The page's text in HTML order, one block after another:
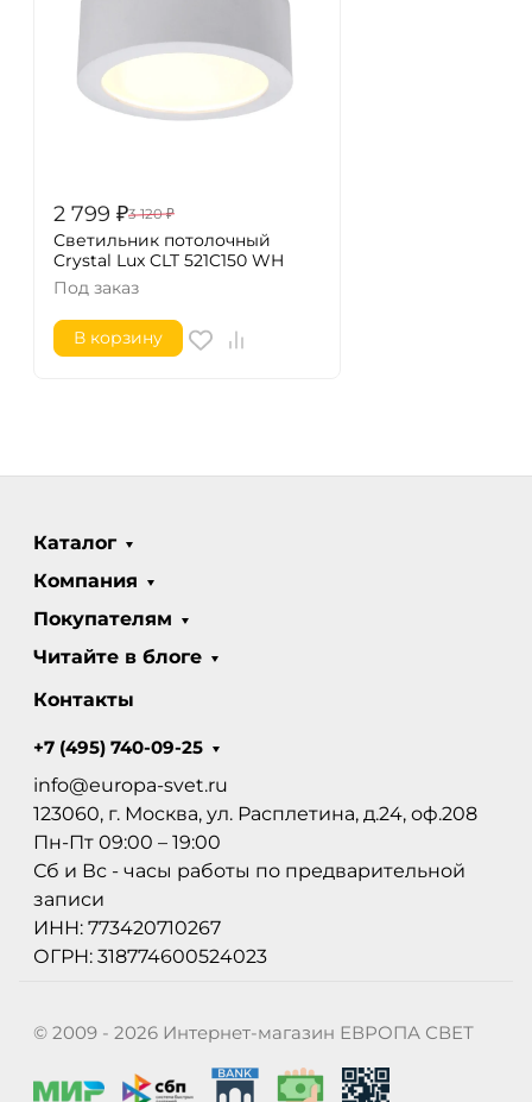
2 799 ₽3 120 ₽
Светильник потолочный
Crystal Lux CLT 521C150 WH
Под заказ
В корзину
Каталог
Компания
Покупателям
Читайте в блоге
Контакты
+7 (495) 740-09-25
info@europa-svet.ru
123060, г. Москва, ул. Расплетина, д.24, оф.208
Пн-Пт 09:00 – 19:00
Сб и Вс - часы работы по предварительной
записи
ИНН: 773420710267
ОГРН: 318774600524023
© 2009 - 2026 Интернет-магазин ЕВРОПА СВЕТ